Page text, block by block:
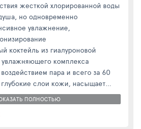
жесткой хлорированной воды
но одновременно
увлажнение,
коктейль из гиалуроновой
комплекса
пара и всего за 60
слои кожи, насыщает
разглаживает морщинки,
«стирает» следы
и недосыпания.Образует на коже
ПОЛНОСТЬЮ